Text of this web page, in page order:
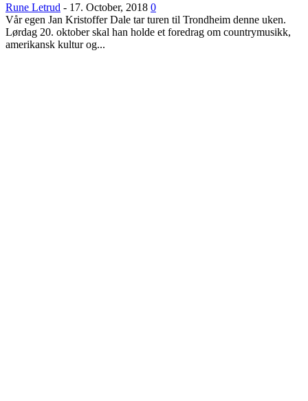
Rune Letrud - 17. October, 2018 0
Vår egen Jan Kristoffer Dale tar turen til Trondheim denne uken.
Lørdag 20. oktober skal han holde et foredrag om countrymusikk,
amerikansk kultur og...